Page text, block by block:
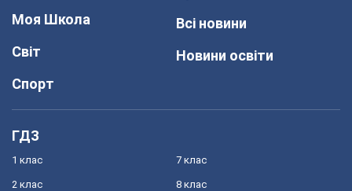
Моя Школа
Світ
Спорт
Всі новини
Новини освіти
ГДЗ
1 клас
2 клас
7 клас
8 клас